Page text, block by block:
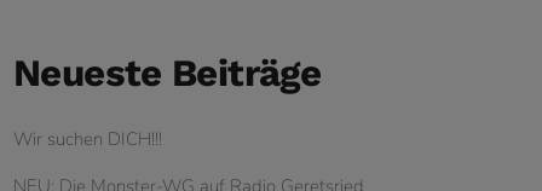
Neueste Beiträge
Wir suchen DICH!!!
NEU: Die Monster-WG auf Radio Geretsried